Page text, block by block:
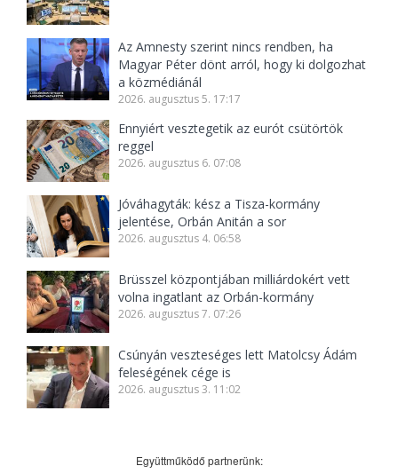
Az Amnesty szerint nincs rendben, ha
Magyar Péter dönt arról, hogy ki dolgozhat
a közmédiánál
2026. augusztus 5. 17:17
Ennyiért vesztegetik az eurót csütörtök
reggel
2026. augusztus 6. 07:08
Jóváhagyták: kész a Tisza-kormány
jelentése, Orbán Anitán a sor
2026. augusztus 4. 06:58
Brüsszel központjában milliárdokért vett
volna ingatlant az Orbán-kormány
2026. augusztus 7. 07:26
Csúnyán veszteséges lett Matolcsy Ádám
feleségének cége is
2026. augusztus 3. 11:02
Együttműködő partnerünk: